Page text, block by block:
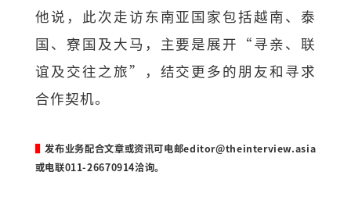
他说，此次走访东南亚国家包括越南、泰
国、寮国及大马，主要是展开“寻亲、联
谊及交往之旅”，结交更多的朋友和寻求
合作契机。
▌发布业务配合文章或资讯可电邮editor@theinterview.asia
或电联011-26670914洽询。